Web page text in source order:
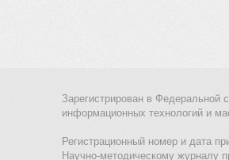
Зарегистрирован в Федеральной
информационных технологий и
Регистрационный номер и дата
Научно-методическому журналу